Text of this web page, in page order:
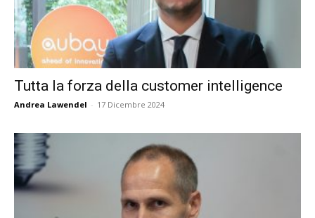
Tutta la forza della customer intelligence
Andrea Lawendel - 17 Dicembre 2024